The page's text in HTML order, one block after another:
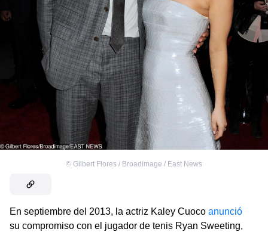
© Gilbert Flores / Broadimage / East News
En septiembre del 2013, la actriz Kaley Cuoco anunció
su compromiso con el jugador de tenis Ryan Sweeting,